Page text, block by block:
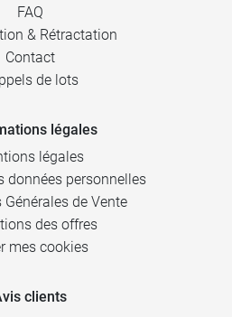
FAQ
& Rétractation
Contact
de lots
légales
légales
données personnelles
de Vente
des offres
mes cookies
clients